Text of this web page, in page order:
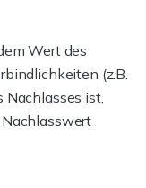
Wert des
(z.B.
Nachlasses ist,